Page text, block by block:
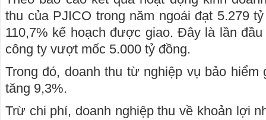
thu của PJICO trong năm ngoái đạt 5.279
110,7% kế hoạch được giao. Đây là lần
công ty vượt mốc 5.000 tỷ đồng.
Trong đó, doanh thu từ nghiệp vụ bảo hiểm
tăng 9,3%.
Trừ chi phí, doanh nghiệp thu về khoản lợi